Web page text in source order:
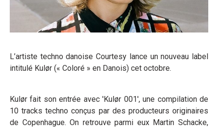
L’artiste techno danoise Courtesy lance un nouveau label
intitulé Kulør (« Coloré » en Danois) cet octobre.
Kulør fait son entrée avec 'Kulør 001', une compilation de
10 tracks techno conçus par des producteurs originaires
de Copenhague. On retrouve parmi eux Martin Schacke,